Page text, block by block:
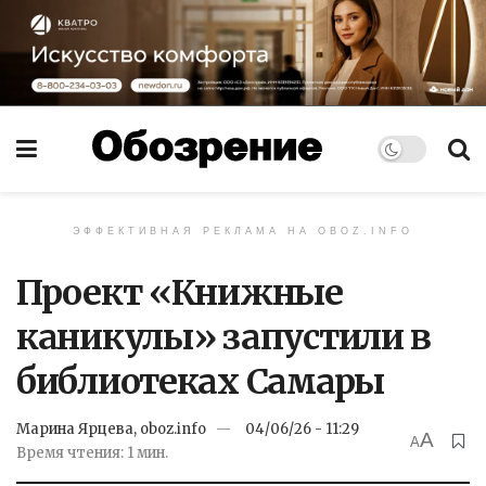
ЭФФЕКТИВНАЯ РЕКЛАМА НА OBOZ.INFO
Проект «Книжные
каникулы» запустили в
библиотеках Самары
Марина Ярцева, oboz.info
04/06/26 - 11:29
Время чтения: 1 мин.
AA